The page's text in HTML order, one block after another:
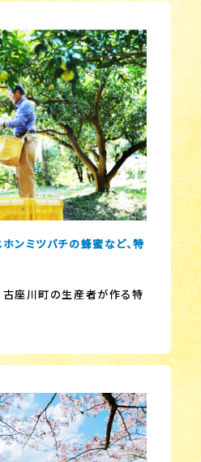
ンミツバチの蜂蜜など、特
古座川町の生産者が作る特